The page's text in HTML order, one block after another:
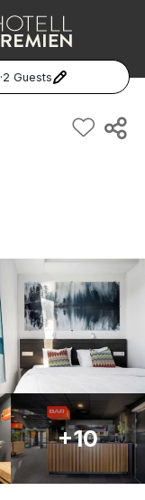
·2 Guests
+10